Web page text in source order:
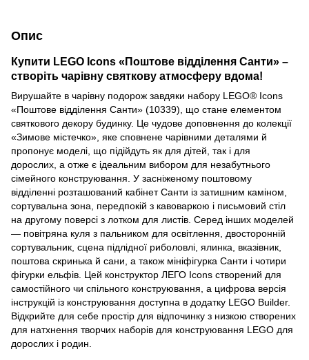
Опис
Купити LEGO Icons «Поштове відділення Санти» –
створіть чарівну святкову атмосферу вдома!
Вирушайте в чарівну подорож завдяки набору LEGO® Icons
«Поштове відділення Санти» (10339), що стане елементом
святкового декору будинку. Це чудове доповнення до колекції
«Зимове містечко», яке сповнене чарівними деталями й
пропонує моделі, що підійдуть як для дітей, так і для
дорослих, а отже є ідеальним вибором для незабутнього
сімейного конструювання. У засніженому поштовому
відділенні розташований кабінет Санти із затишним каміном,
сортувальна зона, передпокій з кавоваркою і письмовий стіл
на другому поверсі з лотком для листів. Серед інших моделей
— повітряна куля з пальником для освітлення, двосторонній
сортувальник, сцена підлідної риболовлі, ялинка, вказівник,
поштова скринька й сани, а також мініфігурка Санти і чотири
фігурки ельфів. Цей конструктор ЛЕГО Icons створений для
самостійного чи спільного конструювання, а цифрова версія
інструкцій із конструювання доступна в додатку LEGO Builder.
Відкрийте для себе простір для відпочинку з низкою створених
для натхнення творчих наборів для конструювання LEGO для
дорослих і родин.